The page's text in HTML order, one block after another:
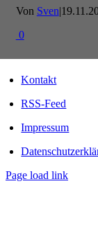
Von Sven|
0
Kontakt
RSS-Feed
Impressum
Page load link